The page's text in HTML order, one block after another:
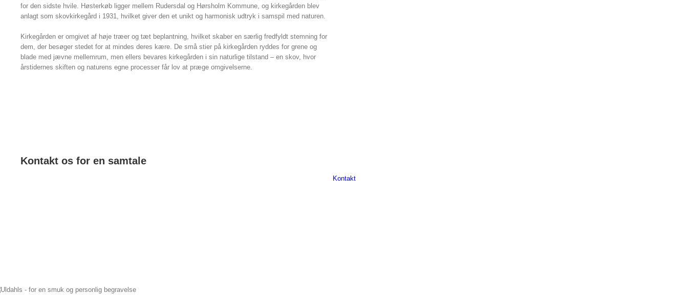
for den sidste hvile. Høsterkøb ligger mellem Rudersdal og Hørsholm Kommune, og kirkegården blev
anlagt som skovkirkegård i 1931, hvilket giver den et unikt og harmonisk udtryk i samspil med naturen.
Kirkegården er omgivet af høje træer og tæt beplantning, hvilket skaber en særlig fredfyldt stemning for
dem, der besøger stedet for at mindes deres kære. De små stier på kirkegården ryddes for grene og
blade med jævne mellemrum, men ellers bevares kirkegården i sin naturlige tilstand – en skov, hvor
årstidernes skiften og naturens egne processer får lov at præge omgivelserne.
Kontakt os for en samtale
Kontakt